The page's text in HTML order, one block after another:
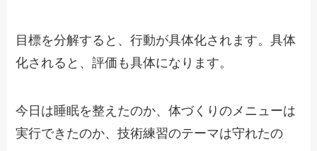
目標を分解すると、行動が具体化されます。具体
化されると、評価も具体になります。
今日は睡眠を整えたのか、体づくりのメニューは
実行できたのか、技術練習のテーマは守れたの